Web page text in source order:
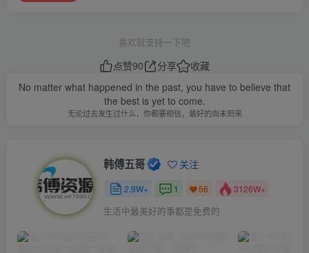
喜欢就支持一下吧
点赞90 分享
收藏
No matter what happened in the past, you have to believe that
the best is yet to come.
无论过去发生过什么，你都要相信，最好的尚未到来
韩傅五哥 关注
2.9W+ 1 56 3126W+
生活中最美好的事都是免费的